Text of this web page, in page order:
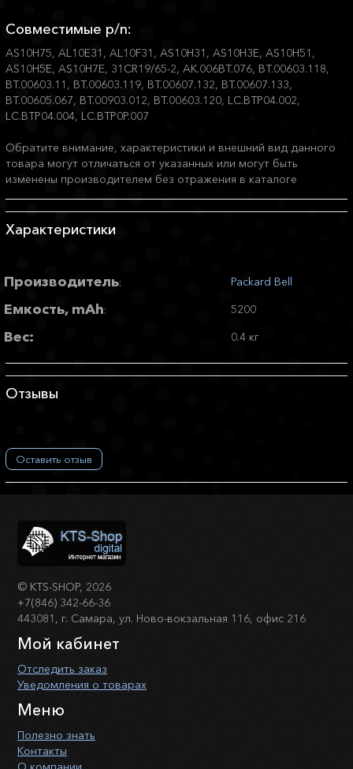
Совместимые p/n:
AS10H75, AL10E31, AL10F31, AS10H31, AS10H3E, AS10H51,
AS10H5E, AS10H7E, 31CR19/65-2, AK.006BT.076, BT.00603.118,
BT.00603.11, BT.00603.119, BT.00607.132, BT.00607.133,
BT.00605.067, BT.00903.012, BT.00603.120, LC.BTP04.002,
LC.BTP04.004, LC.BTP0P.007
Обратите внимание, характеристики и внешний вид данного
товара могут отличаться от указанных или могут быть
изменены производителем без отражения в каталоге
Характеристики
Производитель: Packard Bell
Емкость, mAh: 5200
Вес: 0.4 кг
Отзывы
Оставить отзыв
© KTS-SHOP, 2026
+7(846) 342-66-36
443081, г. Самара, ул. Ново-вокзальная 116, офис 216
Мой кабинет
Отследить заказ
Уведомления о товарах
Меню
Полезно знать
Контакты